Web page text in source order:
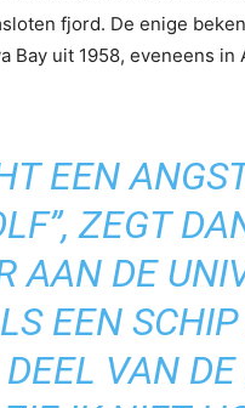
fjord. De enige
Bay uit 1958, eveneens in
EEN
ZEGT
AAN DE
EEN
VAN DE